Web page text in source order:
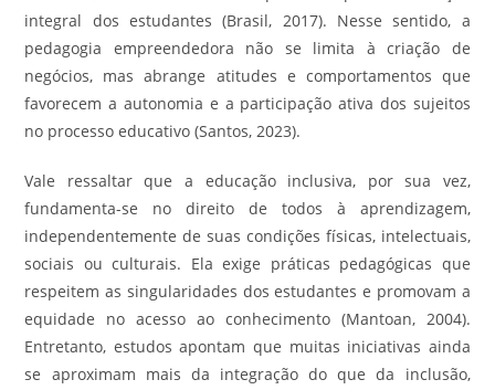
integral dos estudantes (Brasil, 2017). Nesse sentido, a
pedagogia empreendedora não se limita à criação de
negócios, mas abrange atitudes e comportamentos que
favorecem a autonomia e a participação ativa dos sujeitos
no processo educativo (Santos, 2023).
Vale ressaltar que a educação inclusiva, por sua vez,
fundamenta-se no direito de todos à aprendizagem,
independentemente de suas condições físicas, intelectuais,
sociais ou culturais. Ela exige práticas pedagógicas que
respeitem as singularidades dos estudantes e promovam a
equidade no acesso ao conhecimento (Mantoan, 2004).
Entretanto, estudos apontam que muitas iniciativas ainda
se aproximam mais da integração do que da inclusão,